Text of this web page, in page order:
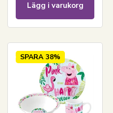
Lägg i varukorg
SPARA 38%